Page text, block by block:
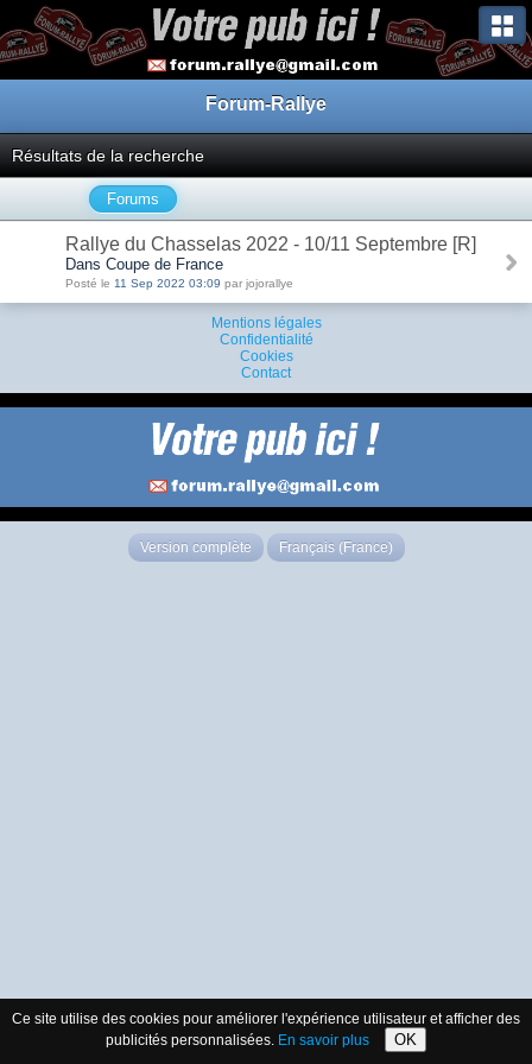
Forum-Rallye
Résultats de la recherche
Forums
Rallye du Chasselas 2022 - 10/11 Septembre [R]
Dans Coupe de France
Posté le 11 Sep 2022 03:09 par jojorallye
Mentions légales
Confidentialité
Cookies
Contact
Version complète Français (France)
Ce site utilise des cookies pour améliorer l'expérience utilisateur et afficher des
publicités personnalisées. En savoir plus OK